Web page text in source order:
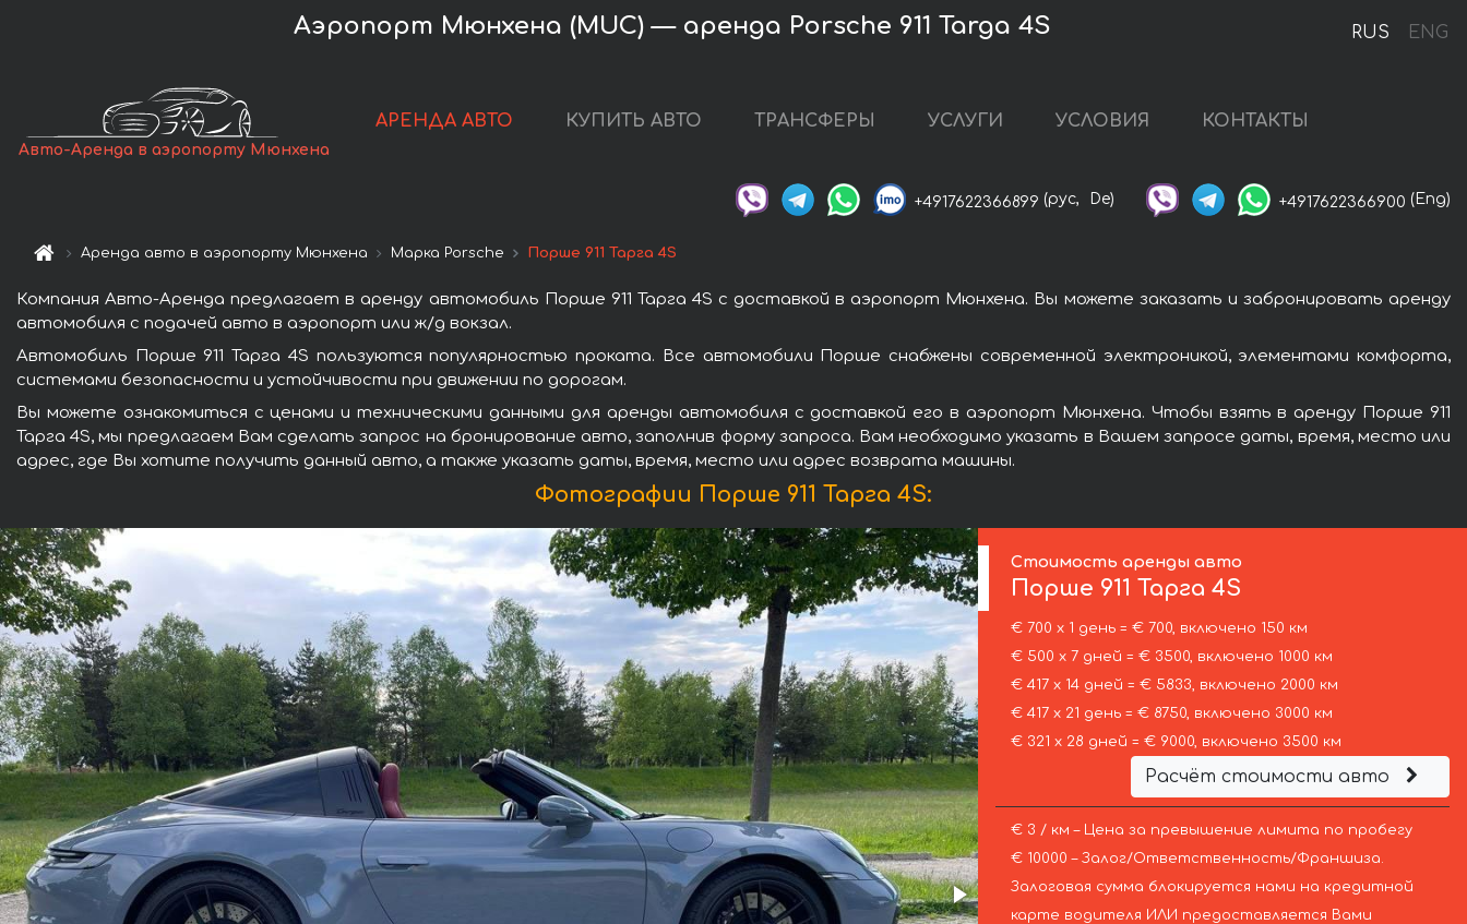
RUS ENG
Аэропорт Мюнхена (MUC) — аренда Porsche 911 Targa 4S
Авто-Аренда в аэропорту Мюнхена
АРЕНДА АВТО КУПИТЬ АВТО ТРАНСФЕРЫ УСЛУГИ УСЛОВИЯ КОНТАКТЫ
+4917622366899 (рус, De) +4917622366900 (Eng)
Аренда авто в аэропорту Мюнхена Марка Porsche Порше 911 Тарга 4S
Компания Авто-Аренда предлагает в аренду автомобиль Порше 911 Тарга 4S с доставкой в аэропорт Мюнхена. Вы можете заказать и забронировать аренду
автомобиля с подачей авто в аэропорт или ж/д вокзал.
Автомобиль Порше 911 Тарга 4S пользуются популярностью проката. Все автомобили Порше снабжены современной электроникой, элементами комфорта,
системами безопасности и устойчивости при движении по дорогам.
Вы можете ознакомиться с ценами и техническими данными для аренды автомобиля с доставкой его в аэропорт Мюнхена. Чтобы взять в аренду Порше 911
Тарга 4S, мы предлагаем Вам сделать запрос на бронирование авто, заполнив форму запроса. Вам необходимо указать в Вашем запросе даты, время, место или
адрес, где Вы хотите получить данный авто, а также указать даты, время, место или адрес возврата машины.
Фотографии Порше 911 Тарга 4S:
Стоимость аренды авто
Порше 911 Тарга 4S
€ 700 х 1 день = € 700, включено 150 км
€ 500 х 7 дней = € 3500, включено 1000 км
€ 417 х 14 дней = € 5833, включено 2000 км
€ 417 х 21 день = € 8750, включено 3000 км
€ 321 х 28 дней = € 9000, включено 3500 км
Расчёт стоимости авто
€ 3 / км – Цена за превышение лимита по пробегу
€ 10000 – Залог/Ответственность/Франшиза.
Залоговая сумма блокируется нами на кредитной
карте водителя ИЛИ предоставляется Вами